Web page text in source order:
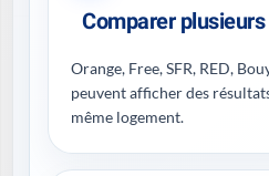
Comparer
Orange, Free, SFR, RED,
peuvent afficher des
même logement.